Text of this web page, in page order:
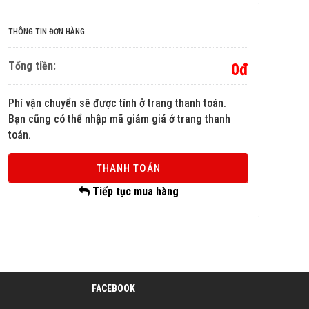
THÔNG TIN ĐƠN HÀNG
Tổng tiền: 0đ
Phí vận chuyển sẽ được tính ở trang thanh toán.
Bạn cũng có thể nhập mã giảm giá ở trang thanh
toán.
THANH TOÁN
Tiếp tục mua hàng
FACEBOOK